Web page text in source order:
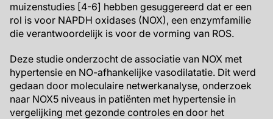
muizenstudies [4-6] hebben gesuggereerd dat er een
rol is voor NAPDH oxidases (NOX), een enzymfamilie
die verantwoordelijk is voor de vorming van ROS.
Deze studie onderzocht de associatie van NOX met
hypertensie en NO-afhankelijke vasodilatatie. Dit werd
gedaan door moleculaire netwerkanalyse, onderzoek
naar NOX5 niveaus in patiënten met hypertensie in
vergelijking met gezonde controles en door het